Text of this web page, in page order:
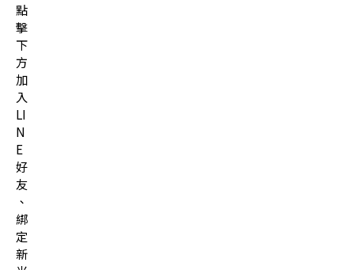
點
擊
下
方
加
入
LI
N
E
好
友
、
綁
定
新